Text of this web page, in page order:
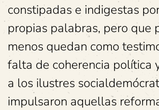
constipadas e indigestas
propias palabras, pero que
menos quedan como
falta de coherencia política
a los ilustres
impulsaron aquellas